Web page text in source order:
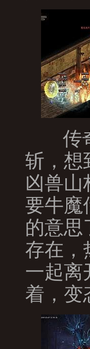
传
斩，想
凶兽
要牛
的意思
存在，
一起离
着，变